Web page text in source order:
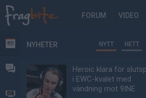
FORUM VIDEO
NYHETER
VIDEO
NYHETER NYTT HETT
Heroic klara för
i EWC-kvalet med
vändning mot 9INE